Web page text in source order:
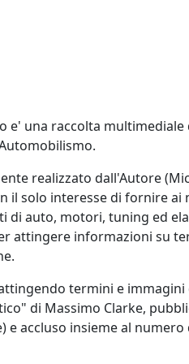
e' una raccolta
realizzato dall'Autore
il solo interesse di fornire ai
di auto, motori, tuning ed
attingere informazioni su
termini e immagini
di Massimo Clarke,
e accluso insieme al numero